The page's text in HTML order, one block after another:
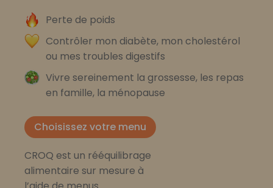
Perte de poids
Contrôler mon diabète, mon cholestérol
ou mes troubles digestifs
Vivre sereinement la grossesse, les repas
en famille, la ménopause
Choisissez votre menu
CROQ est un rééquilibrage
alimentaire sur mesure à